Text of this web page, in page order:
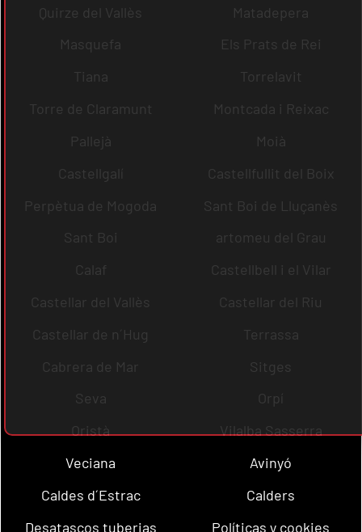
Quirze del Vallès
Matadepera
Masquefa
Els Prats de Rei
Tiana
Torrelavit
Torre de Claramunt
Montcada i Reixac
Pallejà
Moià
Castellgalí
Castellfullit del Boix
Perpètua de Mogoda
Sant Boi de Lluçanès
Sant Boi
artomeu del Grau
Calaf
Castellbell i el Vilar
Castellar del Vallès
Castellar del Riu
Castellar de n´Hug
Terrassa
Cabrera de Mar
Sitges
Seva
Orpí
Oristà
Vilalba Sasserra
Veciana
Avinyó
Caldes d´Estrac
Calders
Desatascos tuberias
Políticas y cookies